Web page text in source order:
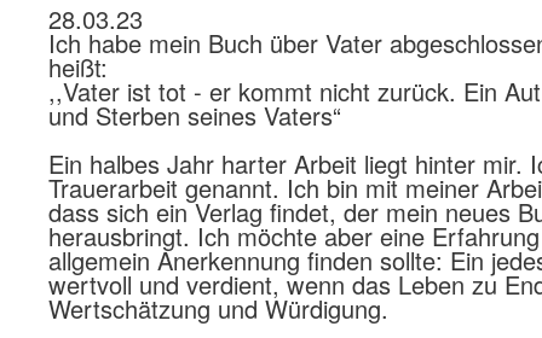
28.03.23
Ich habe mein Buch über Vater
heißt:
,,Vater ist tot - er kommt nicht zurück. Ein
und Sterben seines Vaters“
Ein halbes Jahr harter Arbeit liegt hinter mir.
Trauerarbeit genannt. Ich bin mit meiner
dass sich ein Verlag findet, der mein neues
herausbringt. Ich möchte aber eine
allgemein Anerkennung finden sollte: Ein
wertvoll und verdient, wenn das Leben zu
Wertschätzung und Würdigung.